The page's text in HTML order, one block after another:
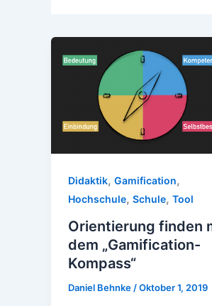
Didaktik, Gamification,
Hochschule, Schule, Tool
Orientierung finden
dem „Gamification-
Kompass“
Daniel Behnke /Oktober 1, 2019